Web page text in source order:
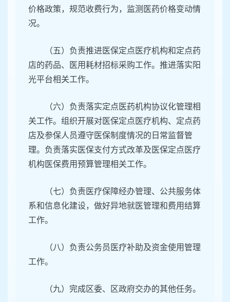
价格政策，规范收费行为，监测医药价格变动情
况。
（五）负责推进医保定点医疗机构和定点药
店的药品、医用耗材招标采购工作。推进落实阳
光平台相关工作。
（六）负责落实定点医药机构协议化管理相
关工作。组织开展对医保定点医疗机构、定点药
店及参保人员遵守医保制度情况的日常监督管
理。负责落实医保支付方式改革及医保定点医疗
机构医保费用预算管理相关工作。
（七）负责医疗保障经办管理、公共服务体
系和信息化建设，做好异地就医管理和费用结算
工作。
（八）负责公务员医疗补助及资金使用管理
工作。
（九）完成区委、区政府交办的其他任务。